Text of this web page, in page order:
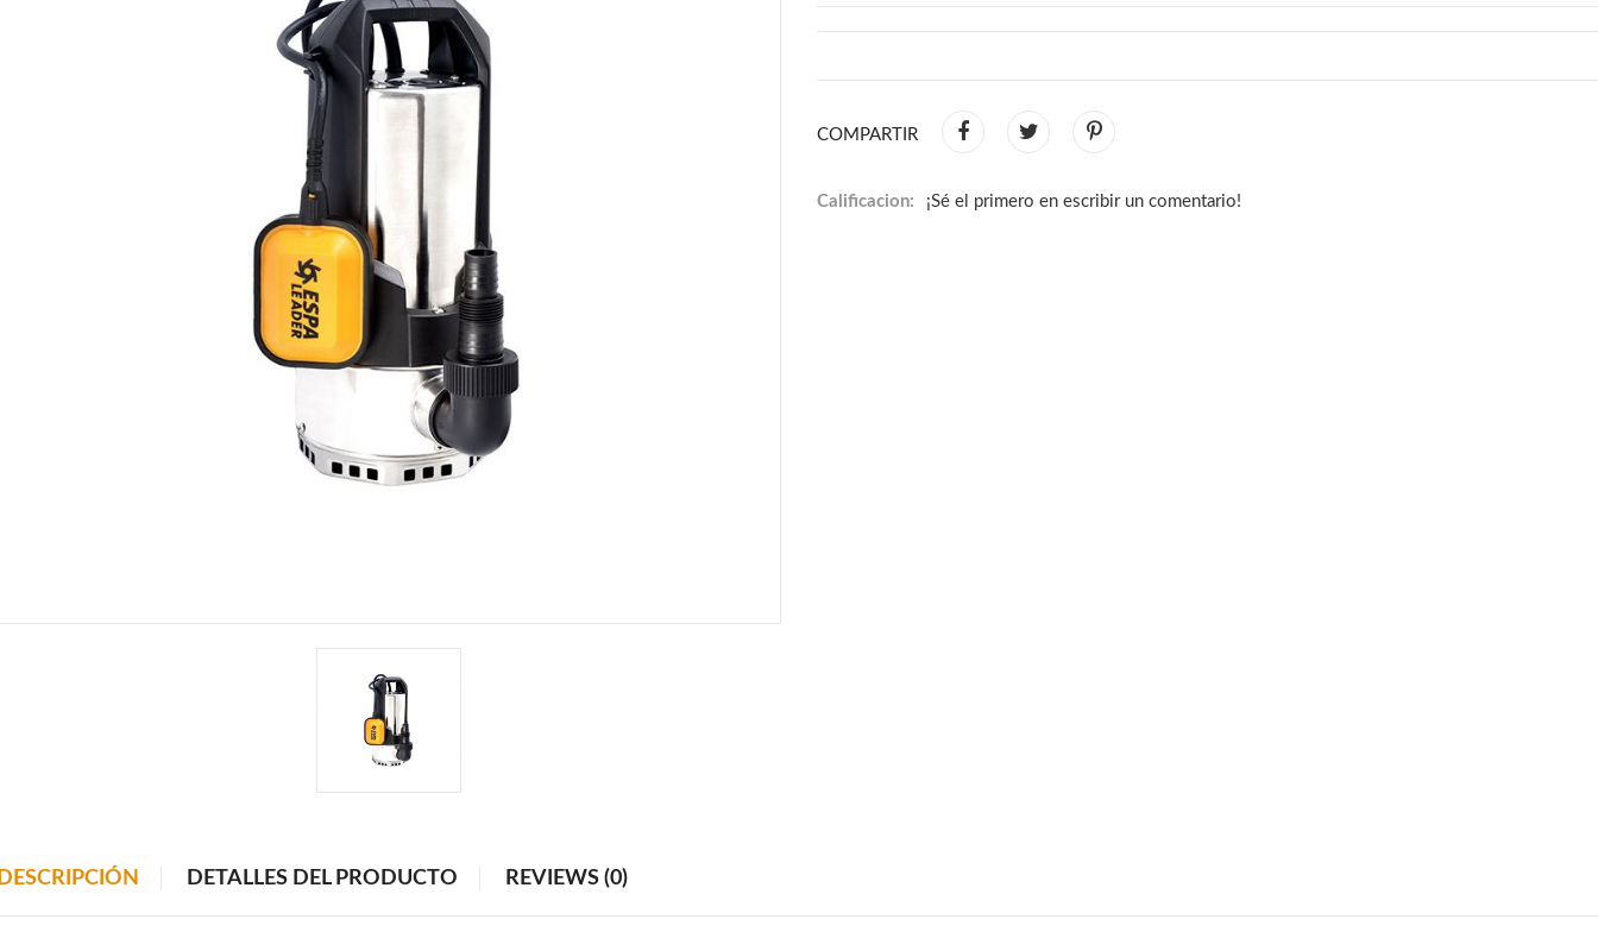
COMPARTIR
Calificacion: ¡Sé el primero en escribir un comentario!
DETALLES DEL PRODUCTO REVIEWS (0)